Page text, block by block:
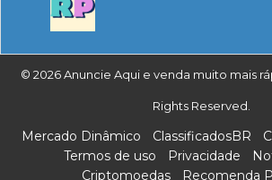
© 2026 Anuncie Aqui e venda muito mais
Rights Reserved.
Mercado Dinâmico ClassificadosBR
Termos de uso
Privacidade
Criptomoedas
Recomenda